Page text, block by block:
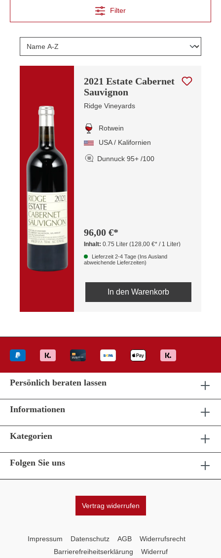
Filter
2021 Estate Cabernet
Sauvignon
Ridge Vineyards
Rotwein
USA / Kalifornien
Dunnuck 95+ /100
96,00 €*
Inhalt:0.75 Liter(128,00 €* / 1 Liter)
Lieferzeit 2-4 Tage (Ins Ausland
abweichende Lieferzeiten)
In den Warenkorb
Persönlich beraten lassen
Informationen
Kategorien
Folgen Sie uns
Vertrag widerrufen
Impressum Datenschutz AGB
Widerrufsrecht
Barrierefreiheitserklärung
Widerruf